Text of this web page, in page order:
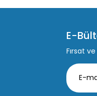
E-
Fırsat